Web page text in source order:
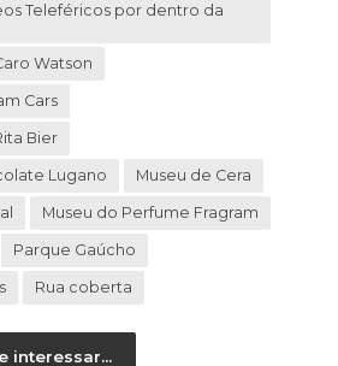
Teleféricos por dentro da
Watson
Cars
Bier
Lugano Museu de Cera
Museu do Perfume Fragram
Parque Gaúcho
Rua coberta
interessar...